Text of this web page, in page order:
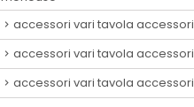
accessori vari tavola accessori
accessori vari tavola accessori
accessori vari tavola accessori